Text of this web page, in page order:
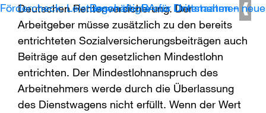
Deutschen Rentenversicherung. Der
Arbeitgeber müsse zusätzlich zu den bereits
entrichteten Sozialversicherungsbeiträgen auch
Beiträge auf den gesetzlichen Mindestlohn
entrichten. Der Mindestlohnanspruch des
Arbeitnehmers werde durch die Überlassung
des Dienstwagens nicht erfüllt. Wenn der Wert
Fördercheck: Leistungen der BA für Unternehmen
Beschäftigte aus Drittstaaten –